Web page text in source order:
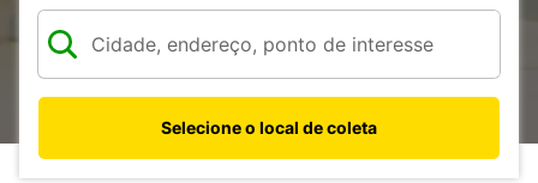
Selecione o local de coleta